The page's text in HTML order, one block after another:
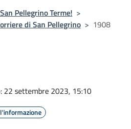
Pellegrino Terme! >
di San Pellegrino > 1908
: 22 settembre 2023, 15:10